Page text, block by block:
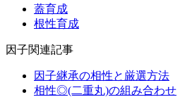
蓋育成
根性育成
因子関連記事
因子継承の相性と厳選方法
相性◎(二重丸)の組み合わせ